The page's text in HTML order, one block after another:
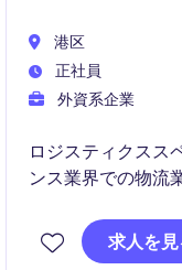
港区
正社員
外資系企業
ロジスティクスス
ンス業界での物流
を目指します。
求人を見